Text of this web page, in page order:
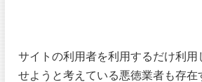
サイトの利用者を利用するだけ利用
せようと考えている悪徳業者も存在